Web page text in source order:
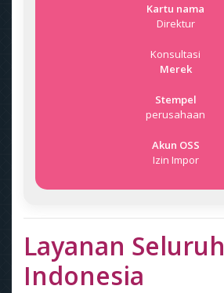
Kartu nama
Direktur
Konsultasi
Merek
Stempel
perusahaan
Akun OSS
Izin Impor
Layanan Seluruh
Indonesia